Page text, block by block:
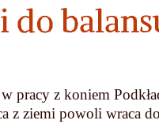
do
pracy z koniem
z ziemi powoli wraca